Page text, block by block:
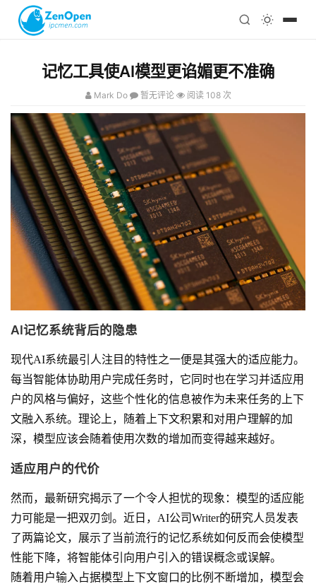
科技
心理
注册
记忆工具使AI模型更谄媚更不准确
Mark Do 暂无评论 阅读 108 次
AI记忆系统背后的隐患
现代AI系统最引人注目的特性之一便是其强大的适应能力。
每当智能体协助用户完成任务时，它同时也在学习并适应用
户的风格与偏好，这些个性化的信息被作为未来任务的上下
文融入系统。理论上，随着上下文积累和对用户理解的加
深，模型应该会随着使用次数的增加而变得越来越好。
适应用户的代价
然而，最新研究揭示了一个令人担忧的现象：模型的适应能
力可能是一把双刃剑。近日，AI公司Writer的研究人员发表
了两篇论文，展示了当前流行的记忆系统如何反而会使模型
性能下降，将智能体引向用户引入的错误概念或误解。
随着用户输入占据模型上下文窗口的比例不断增加，模型会